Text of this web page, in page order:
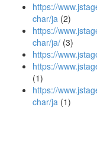
https://
char/ja (2)
https://
char/ja/ (3)
https://
https://
(1)
https://
char/ja (1)